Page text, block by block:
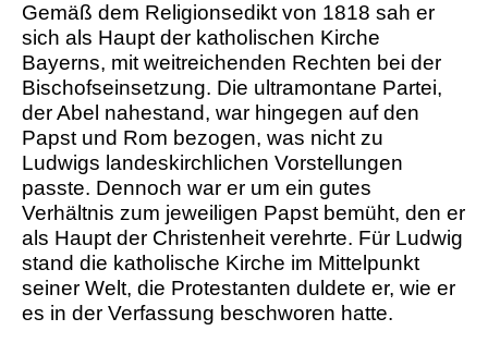
Gemäß dem Religionsedikt von 1818 sah er
sich als Haupt der katholischen Kirche
Bayerns, mit weitreichenden Rechten bei der
Bischofseinsetzung. Die ultramontane Partei,
der Abel nahestand, war hingegen auf den
Papst und Rom bezogen, was nicht zu
Ludwigs landeskirchlichen Vorstellungen
passte. Dennoch war er um ein gutes
Verhältnis zum jeweiligen Papst bemüht, den er
als Haupt der Christenheit verehrte. Für Ludwig
stand die katholische Kirche im Mittelpunkt
seiner Welt, die Protestanten duldete er, wie er
es in der Verfassung beschworen hatte.